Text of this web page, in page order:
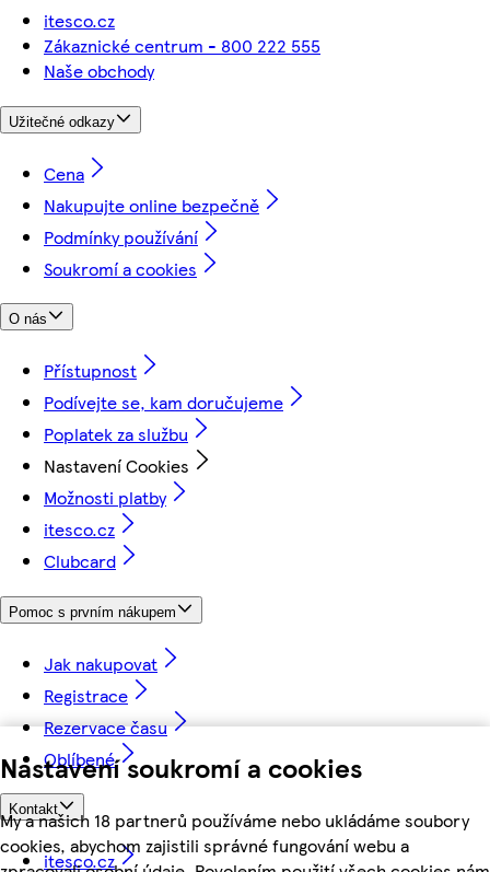
Nastavení soukromí a cookies
My a našich 18 partnerů používáme nebo ukládáme soubory
cookies, abychom zajistili správné fungování webu a
itesco.cz
Zákaznické centrum - 800 222 555
Naše obchody
Užitečné odkazy
Cena
Nakupujte online bezpečně
Podmínky používání
Soukromí a cookies
O nás
Přístupnost
Podívejte se, kam doručujeme
Poplatek za službu
Nastavení Cookies
Možnosti platby
itesco.cz
Clubcard
Pomoc s prvním nákupem
Jak nakupovat
Registrace
Rezervace času
Oblíbené
Kontakt
itesco.cz